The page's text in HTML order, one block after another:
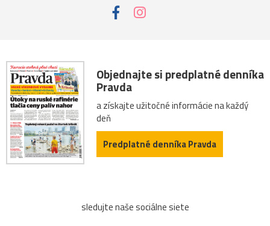
Objednajte si predplatné denníka
Pravda
a získajte užitočné informácie na každý
deň
Predplatné denníka Pravda
sledujte naše sociálne siete